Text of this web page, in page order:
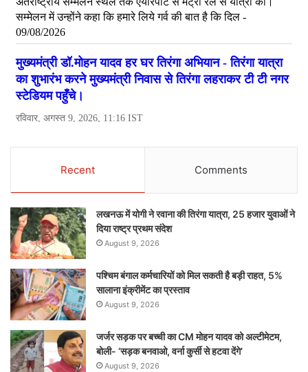
Recent Comments
लखनऊ में योगी ने रवाना की तिरंगा यात्रा, 25 हजार युवाओं ने
दिया राष्ट्र प्रथम संदेश
August 9, 2026
पश्चिम बंगाल कर्मचारियों को मिल सकती है बड़ी राहत, 5%
सालाना इंक्रीमेंट का प्रस्ताव
August 9, 2026
जर्जर सड़क पर बच्ची का CM मोहन यादव को अल्टीमेटम,
बोली- ‘सड़क बनवाओ, वर्ना कुर्सी से हटवा देंगे’
August 9, 2026